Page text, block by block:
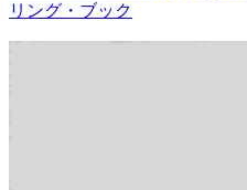
リング・ブック